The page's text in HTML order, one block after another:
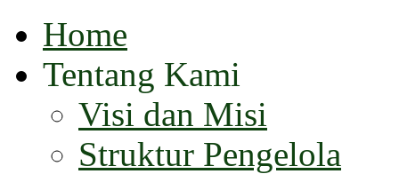
Home
Tentang Kami
Visi dan Misi
Struktur Pengelola